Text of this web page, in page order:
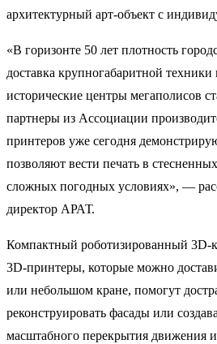
архитектурный арт-объект с
«В горизонте 50 лет плотность
доставка крупногабаритной техники
исторические центры мегаполисов
партнеры из Ассоциации
принтеров уже сегодня
позволяют вести печать в
сложных погодных условиях», —
директор АРАТ.
Компактный роботизированный 3D-
3D-принтеры, которые можно
или небольшом кране, помогут
реконструировать фасады или
масштабного перекрытия движения